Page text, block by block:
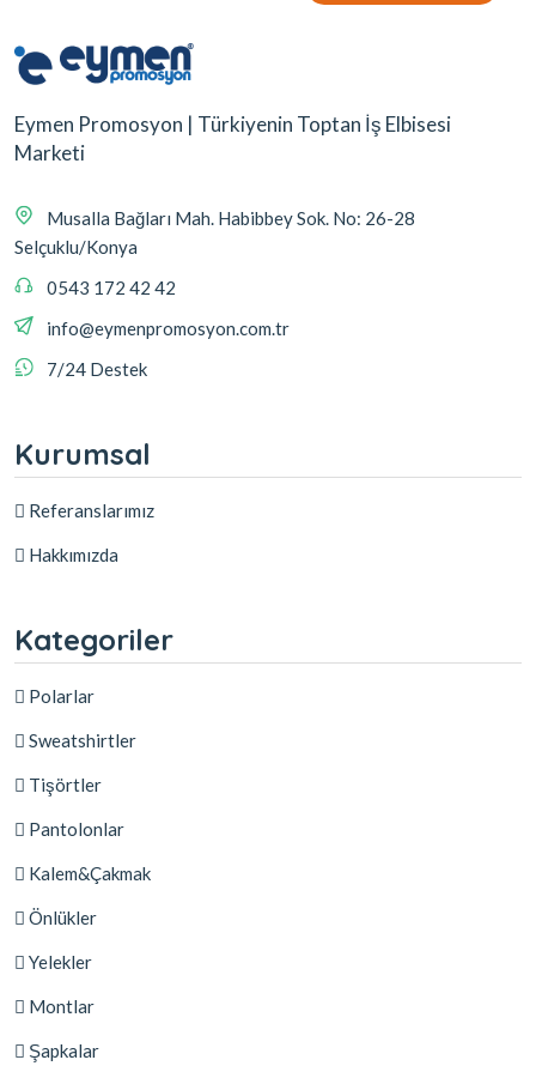
Eymen Promosyon | Türkiyenin Toptan İş Elbisesi
Marketi
Musalla Bağları Mah. Habibbey Sok. No: 26-28
Selçuklu/Konya
0543 172 42 42
info@eymenpromosyon.com.tr
7/24 Destek
Kurumsal
Referanslarımız
Hakkımızda
Kategoriler
Polarlar
Sweatshirtler
Tişörtler
Pantolonlar
Kalem&Çakmak
Önlükler
Yelekler
Montlar
Şapkalar